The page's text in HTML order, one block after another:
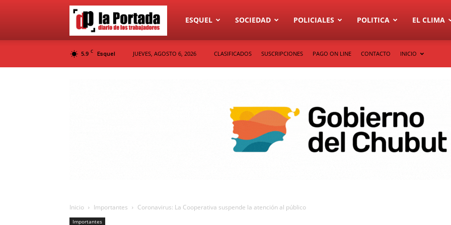
Diario
La
ESQUEL SOCIEDAD POLICIALES POLITICA EL CLIMA
5.9 C Esquel JUEVES, AGOSTO 6, 2026 CLASIFICADOS SUSCRIPCIONES PAGO ON LINE CONTACTO INICIO
Inicio Importantes Coronavirus: La Cooperativa suspende la atención al público
Importantes